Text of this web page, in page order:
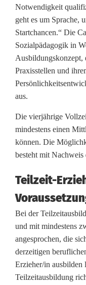
e
h
e
r
a
u
s
b
i
l
d
u
n
g
i
Notwendigkeit
geht es um Sprache,
Startchancen.“ Die
Sozialpädagogik in
Ausbildungskonzept,
Praxisstellen und
aus.
Die vierjährige
mindestens einen
können. Die
besteht mit
Teilzeit-
Bei der
und mit mindestens
angesprochen, die
derzeitigen
Erzieher/in ausbilden
Teilzeitausbildung